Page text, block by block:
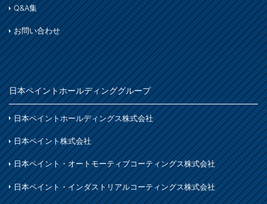
ガーデン
プラスチック製品
木部
鉄製品
着色
ホビー・工作
石材・タイル
着色
木部
その他
ガーデン
着色
ホビー・工作
塗装用具
Q&A集
お問い合わせ
日本ペイントホールディンググループ
日本ペイントホールディングス株式会社
日本ペイント株式会社
日本ペイント・オートモーティブコーティングス株式会社
日本ペイント・インダストリアルコーティングス株式会社